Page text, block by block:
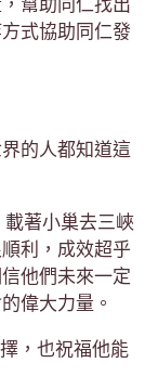
式協助同仁發
的人都知道這
著小巢去三峽
利，成效超乎
他們未來一定
偉大力量。
，也祝福他能